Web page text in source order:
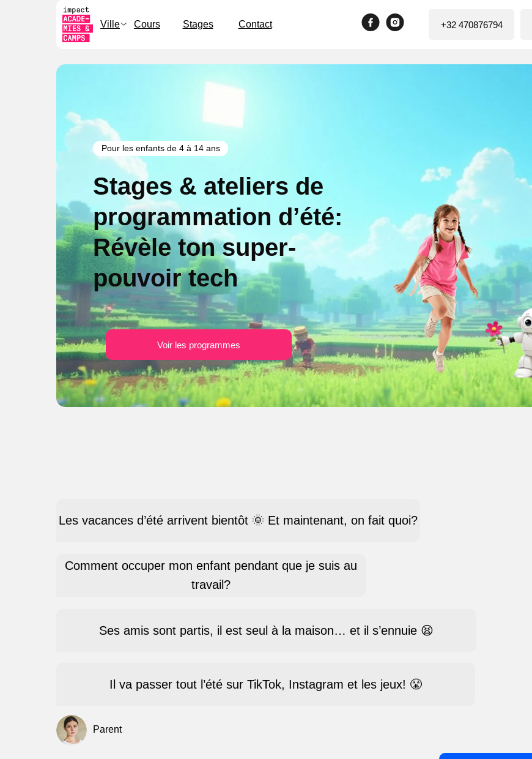
+32 470876794
Contact
Stages
Ville Cours
Pour les enfants de 4 à 14 ans
Stages & ateliers de
programmation d’été:
Révèle ton super-
pouvoir tech
Voir les programmes
Comment occuper mon enfant pendant que je suis au
travail?
Il va passer tout l’été sur TikTok, Instagram et les jeux! 😤
Ses amis sont partis, il est seul à la maison… et il s’ennuie 😫
Les vacances d’été arrivent bientôt 🌞 Et maintenant, on fait quoi?
Parent